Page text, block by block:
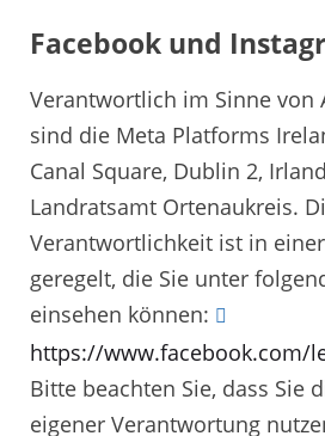
Facebook und
Verantwortlich im Sinne von
sind die Meta Platforms
Canal Square, Dublin 2,
Landratsamt Ortenaukreis.
Verantwortlichkeit ist in
geregelt, die Sie unter
einsehen können:
https://www.facebook.com/
Bitte beachten Sie, dass Sie
eigener Verantwortung